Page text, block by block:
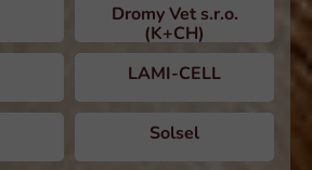
Dromy Vet s.r.o.
(K+CH)
LAMI-CELL
Solsel